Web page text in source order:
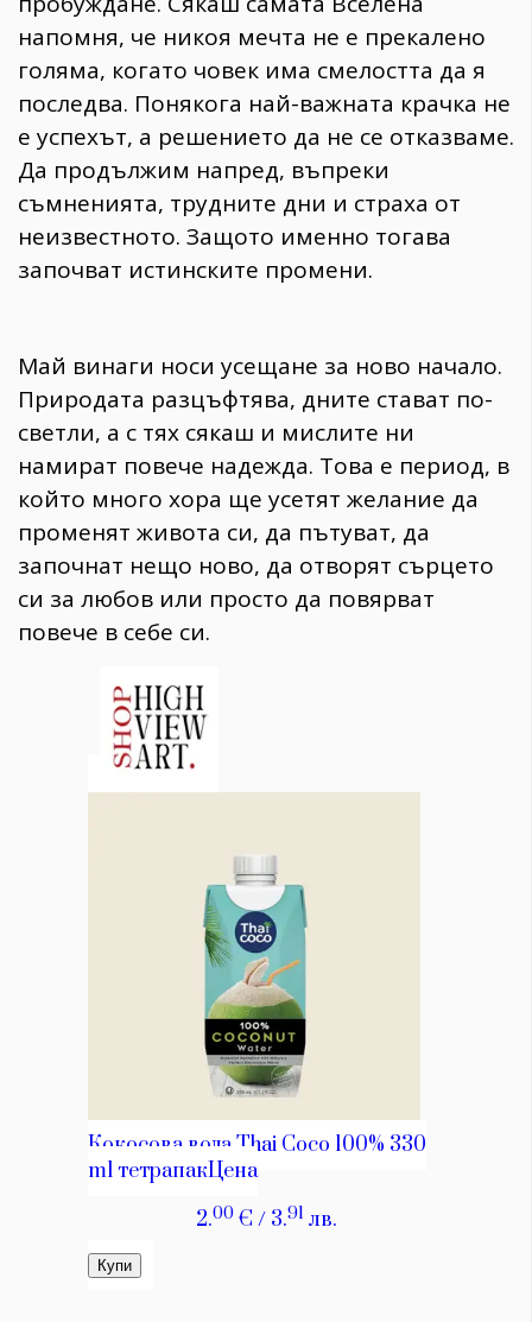
напомня, че никоя мечта не е прекалено
голяма, когато човек има смелостта да я
последва. Понякога най-важната крачка не
е успехът, а решението да не се отказваме.
Да продължим напред, въпреки
съмненията, трудните дни и страха от
неизвестното. Защото именно тогава
започват истинските промени.
Май винаги носи усещане за ново начало.
Природата разцъфтява, дните стават по-
светли, а с тях сякаш и мислите ни
намират повече надежда. Това е период, в
който много хора ще усетят желание да
променят живота си, да пътуват, да
започнат нещо ново, да отворят сърцето
си за любов или просто да повярват
повече в себе си.